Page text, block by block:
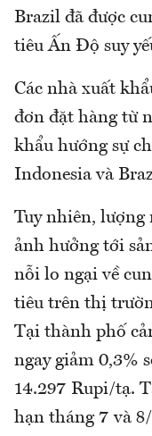
Brazil đã được
tiêu Ấn Độ suy
Các nhà xuất
đơn đặt hàng từ
khẩu hướng sự
Indonesia và
Tuy nhiên, lượng
ảnh hưởng tới
nỗi lo ngại về
tiêu trên thị
Tại thành phố
ngay giảm 0,3%
14.297 Rupi/tạ.
hạn tháng 7 và